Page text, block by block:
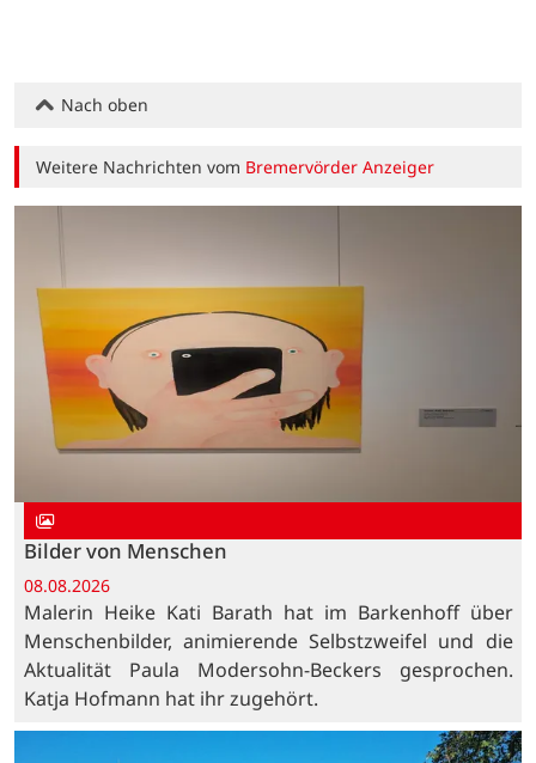
Nach oben
Weitere Nachrichten vom Bremervörder Anzeiger
Bilder von Menschen
08.08.2026
Malerin Heike Kati Barath hat im Barkenhoff über
Menschenbilder, animierende Selbstzweifel und die
Aktualität Paula Modersohn-Beckers gesprochen.
Katja Hofmann hat ihr zugehört.